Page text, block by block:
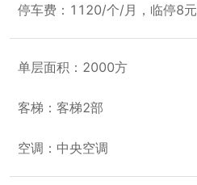
停车费：1120/个/月，临停8
单层面积：2000方
客梯：客梯2部
空调：中央空调